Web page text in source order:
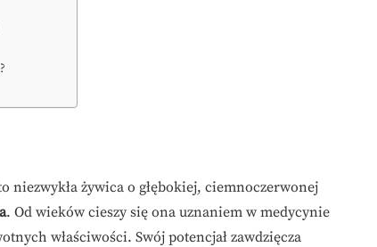
niezwykła żywica o głębokiej, ciemnoczerwonej
. Od wieków cieszy się ona uznaniem w medycynie
właściwości. Swój potencjał zawdzięcza